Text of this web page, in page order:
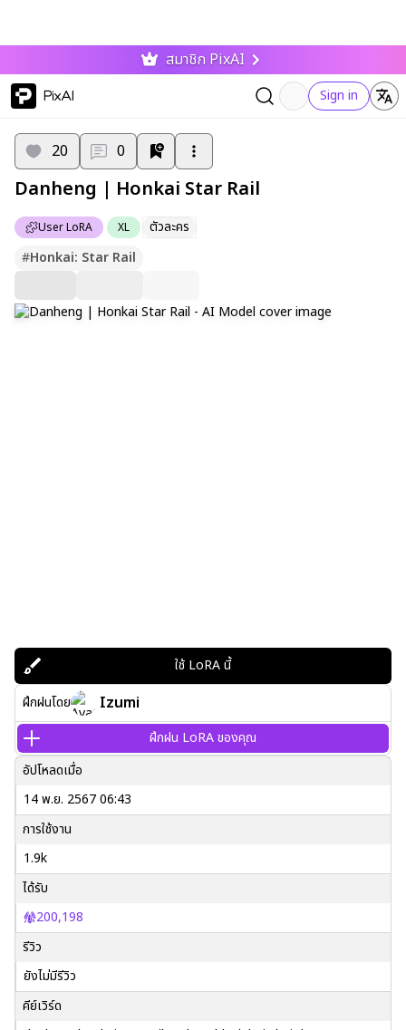
สมาชิก PixAI
PixAI Sign in
User LoRA XL ตัวละคร
20 0
Danheng | Honkai Star Rail
#Honkai: Star Rail
ใช้ LoRA นี้
ฝึกฝนโดย
Izumi
ฝึกฝน LoRA ของคุณ
อัปโหลดเมื่อ
14 พ.ย. 2567 06:43
การใช้งาน
1.9k
ได้รับ
200,198
รีวิว
ยังไม่มีรีวิว
คีย์เวิร์ด